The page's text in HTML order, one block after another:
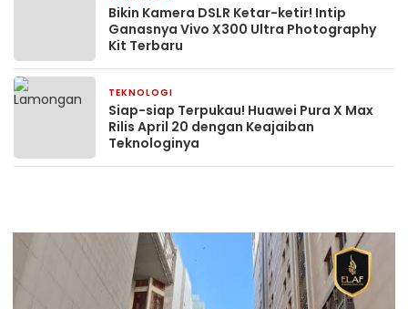
Bikin Kamera DSLR Ketar-ketir! Intip
Ganasnya Vivo X300 Ultra Photography
Kit Terbaru
TEKNOLOGI
Siap-siap Terpukau! Huawei Pura X Max
Rilis April 20 dengan Keajaiban
Teknologinya